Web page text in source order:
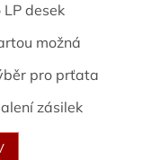
desek
možná
pro prťata
zásilek